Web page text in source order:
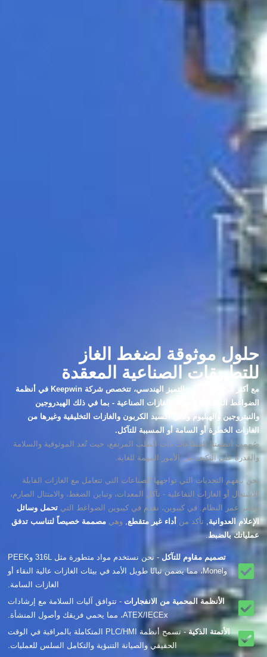
حلول موثوقة لضغط الغاز
للتطبيقات الصناعية المعقدة
مع أكثر من عقدين من التميز الهندسي، تتخصص شركة Keepwin في أنظمة
الضواغط المصممة خصيصًا للغازات الصناعية - بما في ذلك الهيدروجين
والنيتروجين والهيليوم وثاني أكسيد الكربون والغازات التخليقية وغيرها من
الغازات الخطرة أو السامة أو المسببة للتآكل.
صُممت أنظمتنا للقطاعات ذات الطلب المرتفع، حيث تُعد الموثوقية والسلامة
والقدرة على التكيف من الأمور المهمة للغاية.
نحن نتفهم التحديات التي تواجهها الصناعات التي تتعامل مع الغازات القابلة
للاشتعال أو الغازات التفاعلية - تآكل المعدات، وتباين الضغط، والامتثال الصارم،
وقصر عمر النظام. في كيبوين، نقدم في كيبوين الضواغط التي تحمل وسائل
الإعلام العدوانية
تأكد من أداء غير متقطع وهي مصممة خصيصاً لتناسب تدفق
عملياتك بالضبط.
تصميم مقاوم للتآكل
- نحن نستخدم مواد متطورة مثل 316L وPEEK
وMonel، مما يضمن ثباتًا طويل الأمد في بيئات الغازات عالية النقاء أو
الغازات السامة.
الأنظمة المحمية من الانفجارات - تتوافق آليات السلامة مع إرشادات
ATEX/IECEx، مما يحمي فريقك وأصول المنشأة.
الأتمتة الذكية
- تسمح أنظمة PLC/HMI المتكاملة بالمراقبة في الوقت
الحقيقي والصيانة التنبؤية والتكامل السلس للعمليات.